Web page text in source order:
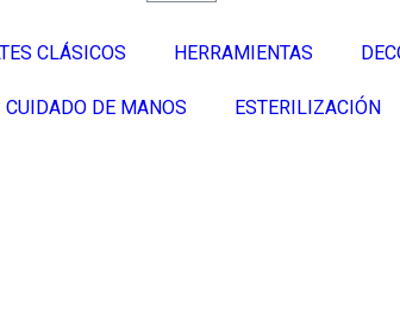
CLÁSICOS HERRAMIENTAS
CUIDADO DE MANOS ESTERILIZACIÓN